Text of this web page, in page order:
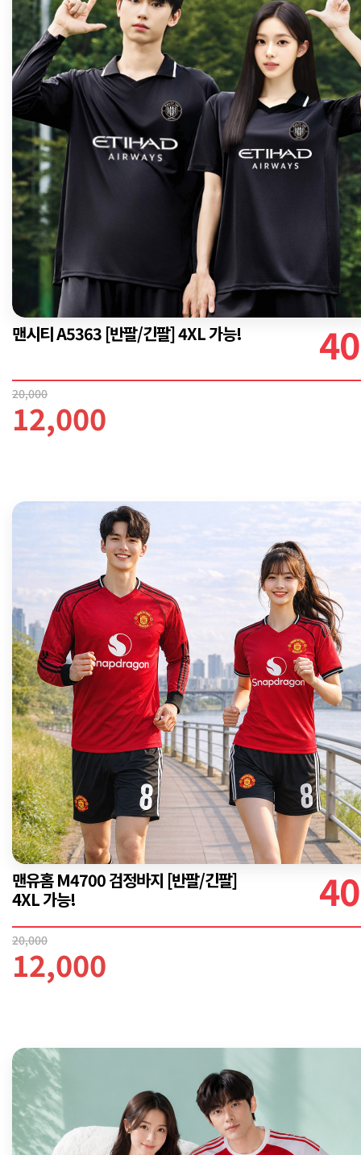
맨시티 A5363 [반팔/긴팔] 4XL 가능! 40
20,000
12,000
맨유홈 M4700 검정바지 [반팔/긴팔]
4XL 가능!
40
20,000
12,000